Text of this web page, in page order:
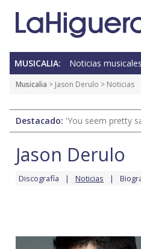
MUSICALIA: Noticias musicales
Musicalia > Jason Derulo > Noticias
Destacado: 'You seem pretty
Jason Derulo
Discografía Noticias